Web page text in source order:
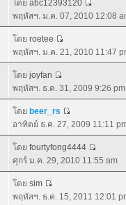
โดย abc12393120
พฤหัสฯ. ม.ค. 07, 2010 12:08
โดย roetee
พฤหัสฯ. ม.ค. 21, 2010 11:47
โดย joyfan
พฤหัสฯ. ธ.ค. 31, 2009 9:26 pm
โดย beer_rs
อาทิตย์ ธ.ค. 27, 2009 11:11
โดย fourtyfong4444
ศุกร์ ม.ค. 29, 2010 11:55 am
โดย sim
พฤหัสฯ. ธ.ค. 15, 2011 12:01